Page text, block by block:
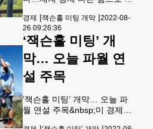
선거관리위원장의 인사 및 차
기 한인회장 후보와 관련해 추
천을 진행했고, 조경구 전 회장
이 추천돼 참석인원의 찬성을
받아 제28대 북부 플로리다 한
인회장으로 당선됐다.&nbsp;
조경구 신임
홀 미팅이 열리는 와이오밍주
그랜드 티톤 국립공원 지역 잭
슨홀에서 패트릭 하커(왼쪽)
필라델피아 연방은행 총재가
CNBC 앵커와 인터뷰를 하고
있다. [로이터]25일 개막돼 3일
간 열리는 ‘잭슨홀(Jackson
Hole) 경제 심포지엄(잭슨홀
미팅)’을 계기로 연방준비제도
(Fed·연준)를 비롯한 각국 중
경제 |잭슨홀 미팅 개막 |2022-08-
26 09:26:36
‘잭슨홀 미팅’ 개
막… 오늘 파월 연
설 주목
‘잭슨홀 미팅’ 개막… 오늘 파
월 연설 주목&nbsp;미 경제의